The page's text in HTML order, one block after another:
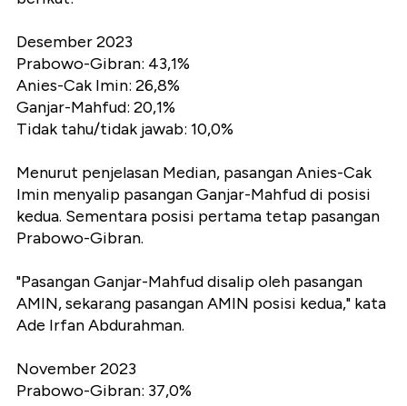
Desember 2023
Prabowo-Gibran: 43,1%
Anies-Cak Imin: 26,8%
Ganjar-Mahfud: 20,1%
Tidak tahu/tidak jawab: 10,0%
Menurut penjelasan Median, pasangan Anies-Cak
Imin menyalip pasangan Ganjar-Mahfud di posisi
kedua. Sementara posisi pertama tetap pasangan
Prabowo-Gibran.
"Pasangan Ganjar-Mahfud disalip oleh pasangan
AMIN, sekarang pasangan AMIN posisi kedua," kata
Ade Irfan Abdurahman.
November 2023
Prabowo-Gibran: 37,0%